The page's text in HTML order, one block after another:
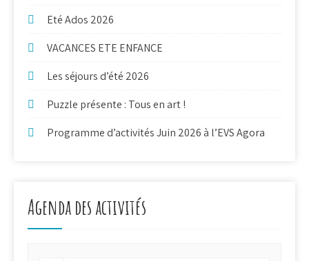
Eté Ados 2026
VACANCES ETE ENFANCE
Les séjours d’été 2026
Puzzle présente : Tous en art !
Programme d’activités Juin 2026 à l’EVS Agora
Agenda des activités